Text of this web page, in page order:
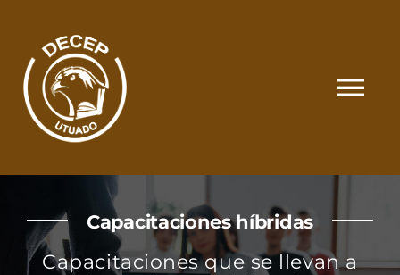
content
SOMOS
CATÁLOGOCapacitaciones híbridas
Capacitaciones que se llevan a